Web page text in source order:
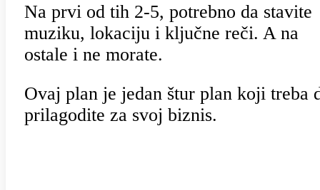
Na prvi od tih 2-5, potrebno da stavite
muziku, lokaciju i ključne reči. A na
ostale i ne morate.
Ovaj plan je jedan štur plan koji treba
prilagodite za svoj biznis.